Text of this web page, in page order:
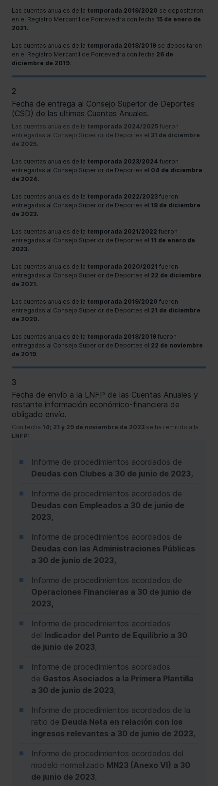
Las cuentas anuales de la temporada 2019/2020 se depositaron
en el Registro Mercantil de Pontevedra con fecha 15 de enero de
2021.
Las cuentas anuales de la temporada 2018/2019 se depositaron
en el Registro Mercantil de Pontevedra con fecha 26 de
diciembre de 2019.
2
Fecha de entrega al Consejo Superior de Deportes
(CSD) de las ultimas Cuentas Anuales.
Las cuentas anuales de la temporada 2024/2025 fueron
entregadas al Consejo Superior de Deportes el 31 de diciembre
de 2025.
Las cuentas anuales de la temporada 2023/2024 fueron
entregadas al Consejo Superior de Deportes el 04 de diciembre
de 2024.
Las cuentas anuales de la temporada 2022/2023 fueron
entregadas al Consejo Superior de Deportes el 18 de diciembre
de 2023.
Las cuentas anuales de la temporada 2021/2022 fueron
entregadas al Consejo Superior de Deportes el 11 de enero de
2023.
Las cuentas anuales de la temporada 2020/2021 fueron
entregadas al Consejo Superior de Deportes el 22 de diciembre
de 2021.
Las cuentas anuales de la temporada 2019/2020 fueron
entregadas al Consejo Superior de Deportes el 21 de diciembre
de 2020.
Las cuentas anuales de la temporada 2018/2019 fueron
entregadas al Consejo Superior de Deportes el 22 de noviembre
de 2019.
3
Fecha de envío a la LNFP de las Cuentas Anuales y
restante información económico-financiera de
obligado envío.
Con fecha 14; 21 y 29 de noviembre de 2023 se ha remitido a la
LNFP:
Informe de procedimientos acordados de
Deudas con Clubes a 30 de junio de 2023,
Informe de procedimientos acordados de
Deudas con Empleados a 30 de junio de
2023,
Informe de procedimientos acordados de
Deudas con las Administraciones Públicas
a 30 de junio de 2023,
Informe de procedimientos acordados de
Operaciones Financieras a 30 de junio de
2023,
Informe de procedimientos acordados
del Indicador del Punto de Equilibrio a 30
de junio de 2023,
Informe de procedimientos acordados
de Gastos Asociados a la Primera Plantilla
a 30 de junio de 2023,
Informe de procedimientos acordados de la
ratio de Deuda Neta en relación con los
ingresos relevantes a 30 de junio de 2023,
Informe de procedimientos acordados del
modelo normalizado MN23 (Anexo VI) a 30
de junio de 2023,